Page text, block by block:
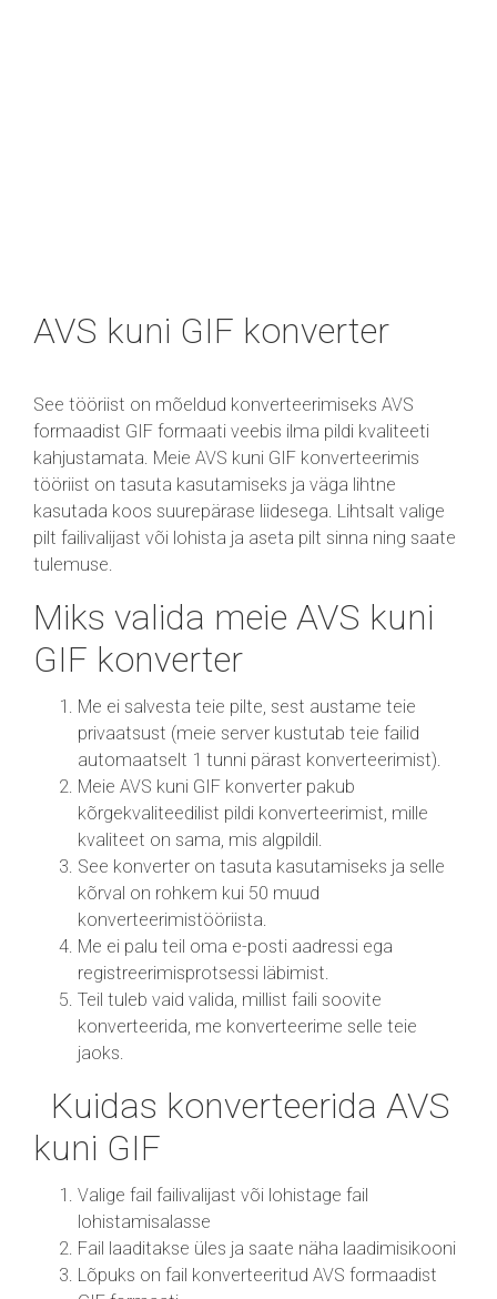
AVS kuni GIF konverter
See tööriist on mõeldud konverteerimiseks AVS
formaadist GIF formaati veebis ilma pildi kvaliteeti
kahjustamata. Meie AVS kuni GIF konverteerimis
tööriist on tasuta kasutamiseks ja väga lihtne
kasutada koos suurepärase liidesega. Lihtsalt valige
pilt failivalijast või lohista ja aseta pilt sinna ning saate
tulemuse.
Miks valida meie AVS kuni
GIF konverter
Me ei salvesta teie pilte, sest austame teie
privaatsust (meie server kustutab teie failid
automaatselt 1 tunni pärast konverteerimist).
Meie AVS kuni GIF konverter pakub
kõrgekvaliteedilist pildi konverteerimist, mille
kvaliteet on sama, mis algpildil.
See konverter on tasuta kasutamiseks ja selle
kõrval on rohkem kui 50 muud
konverteerimistööriista.
Me ei palu teil oma e-posti aadressi ega
registreerimisprotsessi läbimist.
Teil tuleb vaid valida, millist faili soovite
konverteerida, me konverteerime selle teie
jaoks.
Kuidas konverteerida AVS
kuni GIF
Valige fail failivalijast või lohistage fail
lohistamisalasse
Fail laaditakse üles ja saate näha laadimisikooni
Lõpuks on fail konverteeritud AVS formaadist